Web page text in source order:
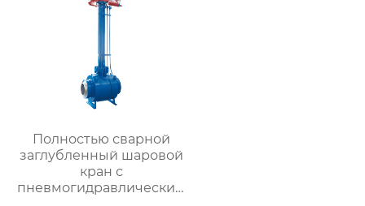
Полностью сварной
заглубленный шаровой
кран с
пневмогидравлическим